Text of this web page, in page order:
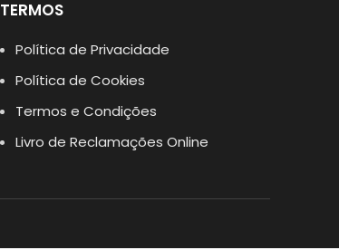
TERMOS
Política de Privacidade
Política de Cookies
Termos e Condições
Livro de Reclamações Online